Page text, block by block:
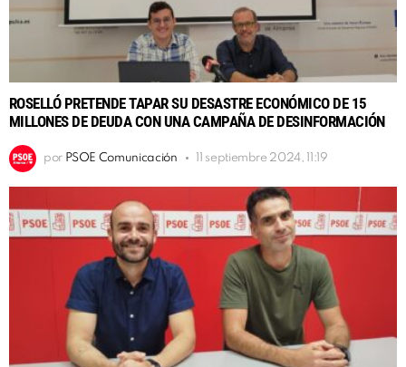
ROSELLÓ PRETENDE TAPAR SU DESASTRE ECONÓMICO DE 15
MILLONES DE DEUDA CON UNA CAMPAÑA DE DESINFORMACIÓN
por PSOE Comunicación 11 septiembre 2024, 11:19